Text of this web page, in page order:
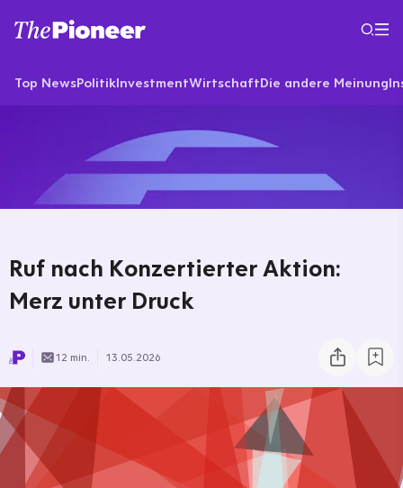
Top NewsPolitikInvestmentWirtschaftDie andere Meinung
Ruf nach Konzertierter Aktion:
Merz unter Druck
12 min. 13.05.2026